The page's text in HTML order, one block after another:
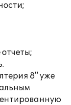
8" уже